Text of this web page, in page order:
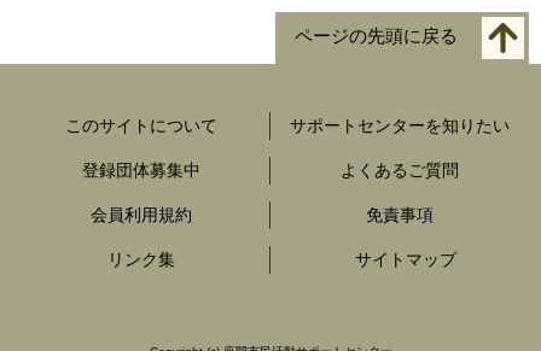
ページの先頭に戻る
このサイトについて サポートセンターを知りたい
登録団体募集中 よくあるご質問
会員利用規約 免責事項
リンク集 サイトマップ